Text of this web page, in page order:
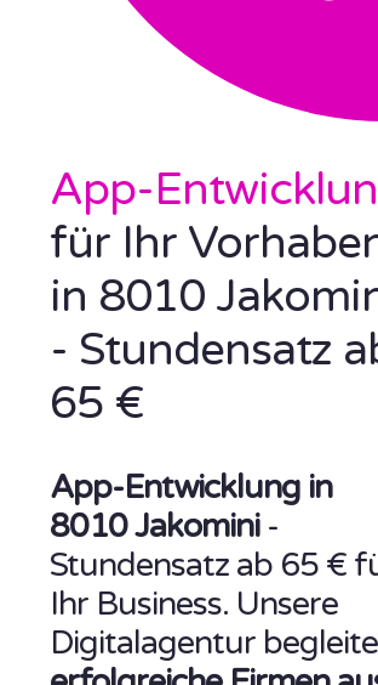
App-
für Ihr
in 8010
- Stundensatz
65 €
App-Entwicklung in
8010 Jakomini-
Stundensatz ab 65 €
Ihr Business. Unsere
Digitalagentur